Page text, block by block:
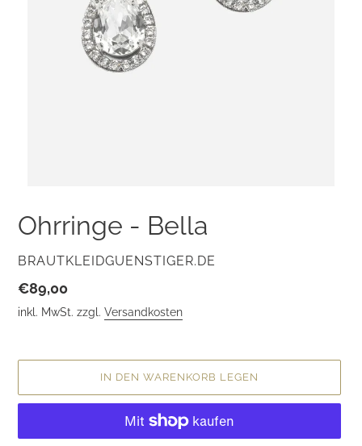
Ohrringe - Bella
VERKÄUFER
BRAUTKLEIDGUENSTIGER.DE
Normaler
Preis
€89,00
inkl. MwSt. zzgl. Versandkosten
IN DEN WARENKORB LEGEN